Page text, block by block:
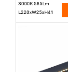
3000K 585Lm
L220xW25xH41